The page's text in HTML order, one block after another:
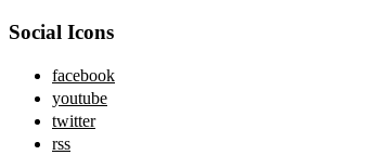
Social Icons
facebook
youtube
twitter
rss